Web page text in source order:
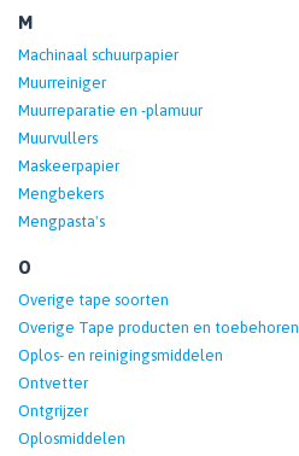
M
Machinaal schuurpapier
Muurreiniger
Muurreparatie en -plamuur
Muurvullers
Maskeerpapier
Mengbekers
Mengpasta's
O
Overige tape soorten
Overige Tape producten en toebehoren
Oplos- en reinigingsmiddelen
Ontvetter
Ontgrijzer
Oplosmiddelen